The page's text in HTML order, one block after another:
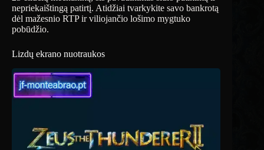
nepriekaištingą patirtį. Atidžiai tvarkykite savo bankrotą
dėl mažesnio RTP ir viliojančio lošimo mygtuko
pobūdžio.
Lizdų ekrano nuotraukos